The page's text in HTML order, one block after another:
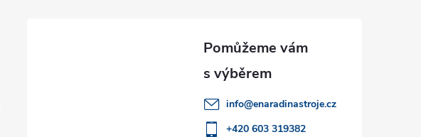
info@enaradinastroje.cz
+420 603 319382